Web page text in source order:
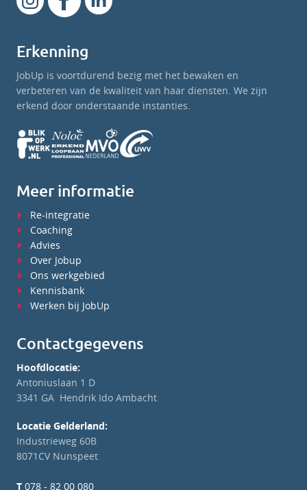
Erkenning
JobUp is voortdurend bezig met het bewaken en
verbeteren van de kwaliteit van haar diensten. We zijn
erkend door onderstaande instanties.
Meer informatie
Re-integratie
Coaching
Advies
Over Jobup
Ons werkgebied
Kennisbank
Werken bij JobUp
Contactgegevens
Hoofdlocatie:
Antoniuslaan 1 D
3341 GA Hendrik Ido Ambacht
Locatie Gelderland:
Industrieweg 60B
8071CV Nunspeet
T 078 - 82 00 080